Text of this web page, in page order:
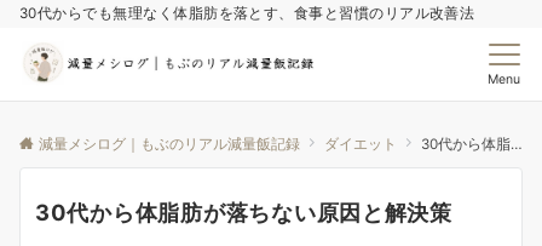
30代からでも無理なく体脂肪を落とす、食事と習慣のリアル改善法
Menu
減量メシログ｜もぶのリアル減量飯記録 ダイエット 30代から体脂肪が落ちない原因と解決策
30代から体脂肪が落ちない原因と解決策